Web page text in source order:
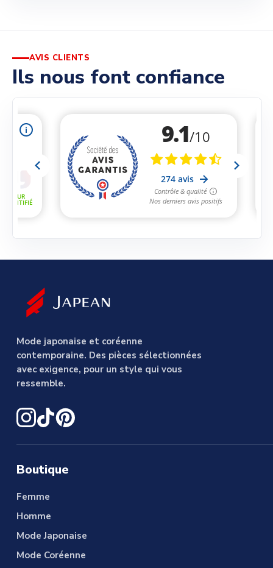
AVIS CLIENTS
Ils nous font confiance
Mode japonaise et coréenne
contemporaine. Des pièces sélectionnées
avec exigence, pour un style qui vous
ressemble.
Boutique
Femme
Homme
Mode Japonaise
Mode Coréenne